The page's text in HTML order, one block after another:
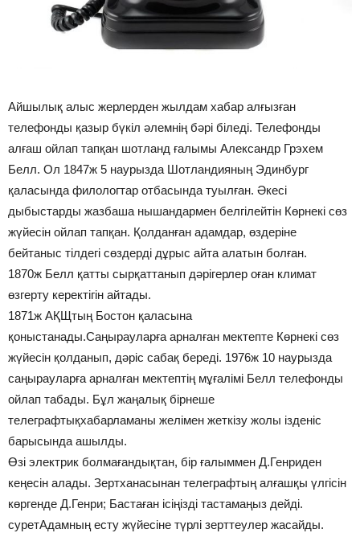
Айшылық алыс жерлерден жылдам хабар алғызған
телефонды қазыр бүкіл әлемнің бәрі біледі. Телефонды
алғаш ойлап тапқан шотланд ғалымы Александр Грэхем
Белл. Ол 1847ж 5 наурызда Шотландияның Эдинбург
қаласында филологтар отбасында туылған. Әкесі
дыбыстарды жазбаша нышандармен белгілейтін Көрнекі сөз
жүйесін ойлап тапқан. Қолданған адамдар, өздеріне
бейтаныс тілдегі сөздерді дұрыс айта алатын болған.
1870ж Белл қатты сырқаттанып дәрігерлер оған климат
өзгерту керектігін айтады.
1871ж АҚЩтың Бостон қаласына
қоныстанады.Саңырауларға арналған мектепте Көрнекі сөз
жүйесін қолданып, дәріс сабақ береді. 1976ж 10 наурызда
саңырауларға арналған мектептің мұғалімі Белл телефонды
ойлап табады. Бұл жаңалық бірнеше
телеграфтықхабарламаны желімен жеткізу жолы ізденіс
барысында ашылды.
Өзі электрик болмағандықтан, бір ғалыммен Д.Генриден
кеңесін алады. Зертханасынан телеграфтың алғашқы үлгісін
көргенде Д.Генри; Бастаған ісіңізді тастамаңыз дейді.
суретАдамның есту жүйесіне түрлі зерттеулер жасайды.